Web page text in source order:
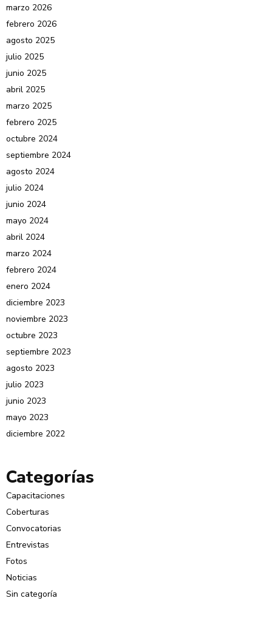
marzo 2026
febrero 2026
agosto 2025
julio 2025
junio 2025
abril 2025
marzo 2025
febrero 2025
octubre 2024
septiembre 2024
agosto 2024
julio 2024
junio 2024
mayo 2024
abril 2024
marzo 2024
febrero 2024
enero 2024
diciembre 2023
noviembre 2023
octubre 2023
septiembre 2023
agosto 2023
julio 2023
junio 2023
mayo 2023
diciembre 2022
Categorías
Capacitaciones
Coberturas
Convocatorias
Entrevistas
Fotos
Noticias
Sin categoría